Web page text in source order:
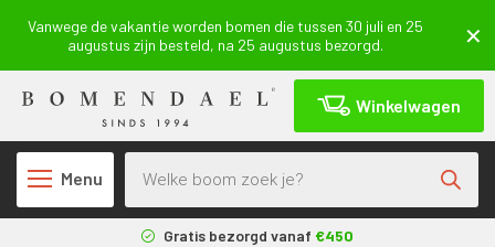
Vanwege de vakantie worden bomen die tussen 30 juli en 25
augustus zijn besteld, na 25 augustus bezorgd.
Winkelwagen
Menu
Producten zoeken
Gratis bezorgd vanaf €450
Terug